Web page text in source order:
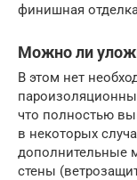
финишная
Можно ли
В этом нет
что полностью
в некоторых
дополнительные
стены